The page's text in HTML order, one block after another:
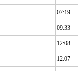
07:19
09:33
12:08
12:07